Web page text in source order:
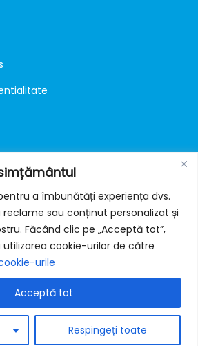
a îmbunătăți experiența dvs.
sau conținut personalizat și
Făcând clic pe „Acceptă tot”,
cookie-urilor de către
urile
Respingeți toate
Acceptă tot
223